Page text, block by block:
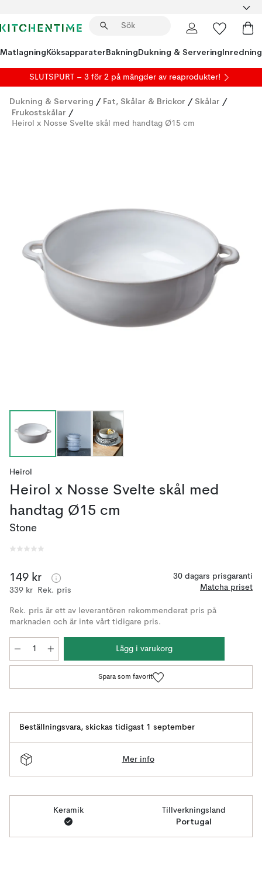
MatlagningKöksapparaterBakningDukning & ServeringInredning
SLUTSPURT – 3 för 2 på mängder av reaprodukter!
Dukning & Servering / Fat, Skålar & Brickor / Skålar /
Frukostskålar /
Heirol x Nosse Svelte skål med handtag Ø15 cm
Heirol
Heirol x Nosse Svelte skål med
handtag Ø15 cm
Stone
149 kr
339 kr Rek. pris
30 dagars prisgaranti
Matcha priset
Rek. pris är ett av leverantören rekommenderat pris på
marknaden och är inte vårt tidigare pris.
Lägg i varukorg
Spara som favorit
Beställningsvara, skickas tidigast 1 september
Mer info
Keramik Tillverkningsland
Portugal